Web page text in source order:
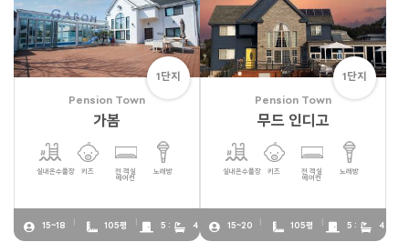
1단지
Pension Town
가봄
실내온수풀장 키즈
전 객실
에어컨
노래방
15~18 105평 5 : 4
1단지
Pension Town
무드 인디고
실내온수풀장 키즈
전 객실
에어컨
노래방
15~20 105평 5 : 4